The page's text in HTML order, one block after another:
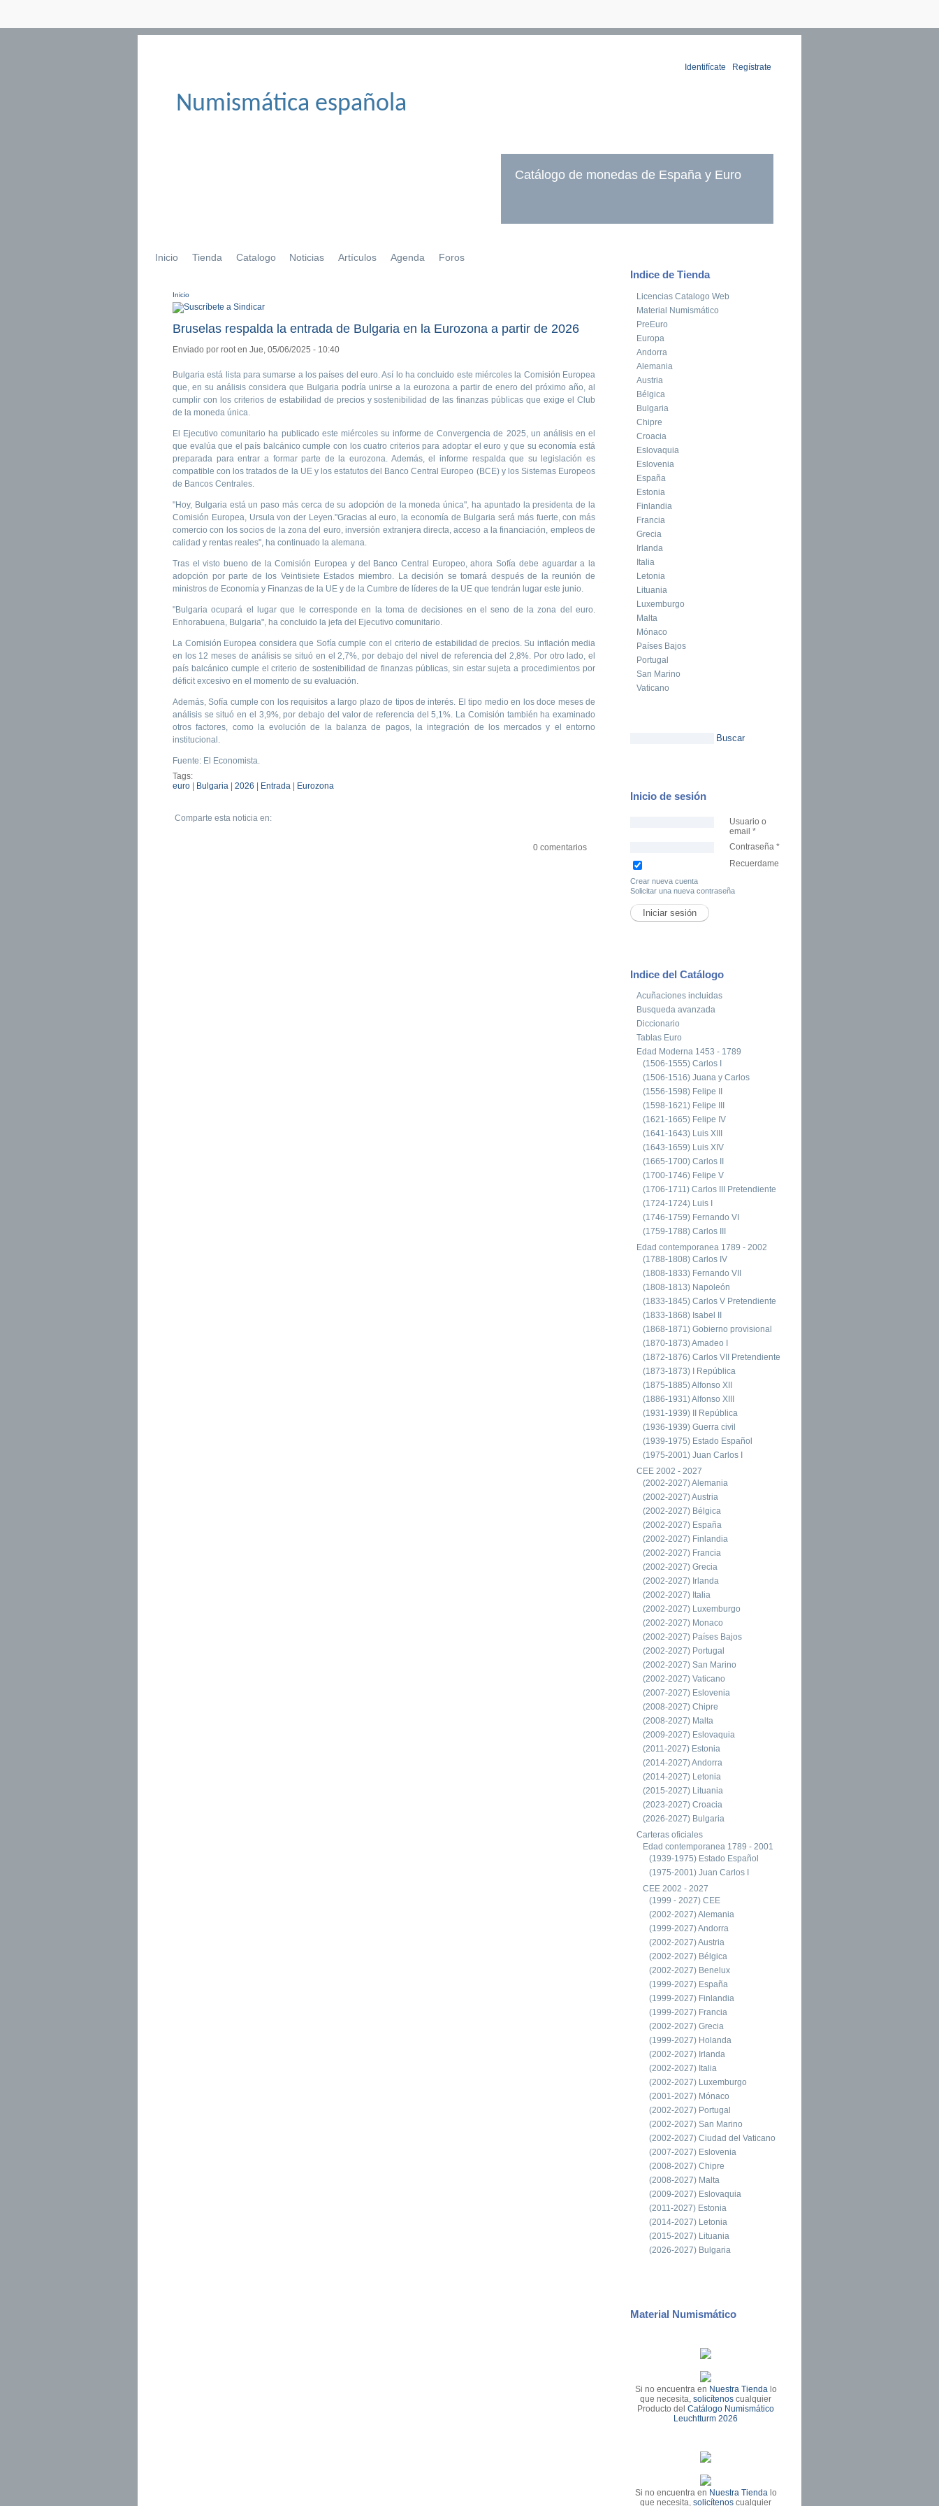
Numismática española
Identifícate Regístrate
Catálogo de monedas de España y Euro
Inicio Tienda Catalogo Noticias Artículos Agenda Foros
Se encuentra usted aquí
Inicio
Bruselas respalda la entrada de Bulgaria en la Eurozona a partir de 2026
Enviado por rooten Jue, 05/06/2025 - 10:40
Bulgaria está lista para sumarse a los países del euro. Así lo ha concluido este miércoles la Comisión Europea
que, en su análisis considera que Bulgaria podría unirse a la eurozona a partir de enero del próximo año, al
cumplir con los criterios de estabilidad de precios y sostenibilidad de las finanzas públicas que exige el Club
de la moneda única.
El Ejecutivo comunitario ha publicado este miércoles su informe de Convergencia de 2025, un análisis en el
que evalúa que el país balcánico cumple con los cuatro criterios para adoptar el euro y que su economía está
preparada para entrar a formar parte de la eurozona. Además, el informe respalda que su legislación es
compatible con los tratados de la UE y los estatutos del Banco Central Europeo (BCE) y los Sistemas Europeos
de Bancos Centrales.
"Hoy, Bulgaria está un paso más cerca de su adopción de la moneda única", ha apuntado la presidenta de la
Comisión Europea, Ursula von der Leyen."Gracias al euro, la economía de Bulgaria será más fuerte, con más
comercio con los socios de la zona del euro, inversión extranjera directa, acceso a la financiación, empleos de
calidad y rentas reales", ha continuado la alemana.
Tras el visto bueno de la Comisión Europea y del Banco Central Europeo, ahora Sofía debe aguardar a la
adopción por parte de los Veintisiete Estados miembro. La decisión se tomará después de la reunión de
ministros de Economía y Finanzas de la UE y de la Cumbre de líderes de la UE que tendrán lugar este junio.
"Bulgaria ocupará el lugar que le corresponde en la toma de decisiones en el seno de la zona del euro.
Enhorabuena, Bulgaria", ha concluido la jefa del Ejecutivo comunitario.
La Comisión Europea considera que Sofía cumple con el criterio de estabilidad de precios. Su inflación media
en los 12 meses de análisis se situó en el 2,7%, por debajo del nivel de referencia del 2,8%. Por otro lado, el
país balcánico cumple el criterio de sostenibilidad de finanzas públicas, sin estar sujeta a procedimientos por
déficit excesivo en el momento de su evaluación.
Además, Sofía cumple con los requisitos a largo plazo de tipos de interés. El tipo medio en los doce meses de
análisis se situó en el 3,9%, por debajo del valor de referencia del 5,1%. La Comisión también ha examinado
otros factores, como la evolución de la balanza de pagos, la integración de los mercados y el entorno
institucional.
Fuente: El Economista.
Tags:
euro
Bulgaria 2026 Entrada Eurozona
Comparte esta noticia en:
0 comentarios
Indice de Tienda
Licencias Catalogo Web
Material Numismático
PreEuro
Europa
Andorra
Alemania
Austria
Bélgica
Bulgaria
Chipre
Croacia
Eslovaquia
Eslovenia
España
Estonia
Finlandia
Francia
Grecia
Irlanda
Italia
Letonia
Lituania
Luxemburgo
Malta
Mónaco
Países Bajos
Portugal
San Marino
Vaticano
Inicio de sesión
Usuario o
email *
Contraseña *
Recuerdame
Crear nueva cuenta
Solicitar una nueva contraseña
Indice del Catálogo
Acuñaciones incluidas
Busqueda avanzada
Diccionario
Tablas Euro
Edad Moderna 1453 - 1789
(1506-1555) Carlos I
(1506-1516) Juana y Carlos
(1556-1598) Felipe II
(1598-1621) Felipe III
(1621-1665) Felipe IV
(1641-1643) Luis XIII
(1643-1659) Luis XIV
(1665-1700) Carlos II
(1700-1746) Felipe V
(1706-1711) Carlos III Pretendiente
(1724-1724) Luis I
(1746-1759) Fernando VI
(1759-1788) Carlos III
Edad contemporanea 1789 - 2002
(1788-1808) Carlos IV
(1808-1833) Fernando VII
(1808-1813) Napoleón
(1833-1845) Carlos V Pretendiente
(1833-1868) Isabel II
(1868-1871) Gobierno provisional
(1870-1873) Amadeo I
(1872-1876) Carlos VII Pretendiente
(1873-1873) I República
(1875-1885) Alfonso XII
(1886-1931) Alfonso XIII
(1931-1939) II República
(1936-1939) Guerra civil
(1939-1975) Estado Español
(1975-2001) Juan Carlos I
CEE 2002 - 2027
(2002-2027) Alemania
(2002-2027) Austria
(2002-2027) Bélgica
(2002-2027) España
(2002-2027) Finlandia
(2002-2027) Francia
(2002-2027) Grecia
(2002-2027) Irlanda
(2002-2027) Italia
(2002-2027) Luxemburgo
(2002-2027) Monaco
(2002-2027) Países Bajos
(2002-2027) Portugal
(2002-2027) San Marino
(2002-2027) Vaticano
(2007-2027) Eslovenia
(2008-2027) Chipre
(2008-2027) Malta
(2009-2027) Eslovaquia
(2011-2027) Estonia
(2014-2027) Andorra
(2014-2027) Letonia
(2015-2027) Lituania
(2023-2027) Croacia
(2026-2027) Bulgaria
Carteras oficiales
Edad contemporanea 1789 - 2001
(1939-1975) Estado Español
(1975-2001) Juan Carlos I
CEE 2002 - 2027
(1999 - 2027) CEE
(2002-2027) Alemania
(1999-2027) Andorra
(2002-2027) Austria
(2002-2027) Bélgica
(2002-2027) Benelux
(1999-2027) España
(1999-2027) Finlandia
(1999-2027) Francia
(2002-2027) Grecia
(1999-2027) Holanda
(2002-2027) Irlanda
(2002-2027) Italia
(2002-2027) Luxemburgo
(2001-2027) Mónaco
(2002-2027) Portugal
(2002-2027) San Marino
(2002-2027) Ciudad del Vaticano
(2007-2027) Eslovenia
(2008-2027) Chipre
(2008-2027) Malta
(2009-2027) Eslovaquia
(2011-2027) Estonia
(2014-2027) Letonia
(2015-2027) Lituania
(2026-2027) Bulgaria
Material Numismático
Si no encuentra en Nuestra Tiendalo
que necesita,solicítenos cualquier
Producto delCatálogo Numismático
Leuchtturm 2026
Si no encuentra en Nuestra Tiendalo
que necesita,solicítenos cualquier